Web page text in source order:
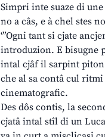
Simpri inte suaze di
no a câs, e à chel stes
‘”Ogni tant si cjate
introduzion. E bisugne
intal cjâf il sarpint
che al sa contâ cul
cinematografic.
Des dôs contis, la
cjatâ intal stîl di un